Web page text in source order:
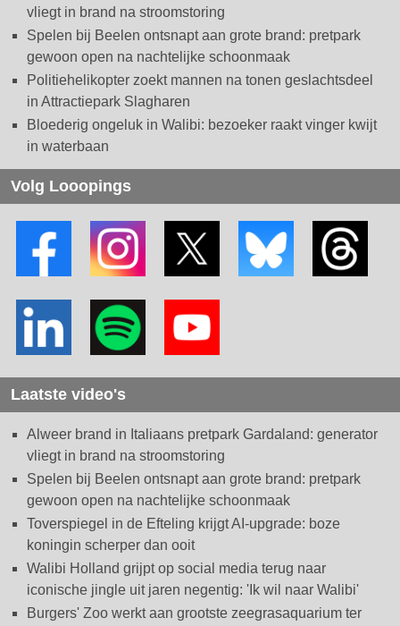
vliegt in brand na stroomstoring
Spelen bij Beelen ontsnapt aan grote brand: pretpark
gewoon open na nachtelijke schoonmaak
Politiehelikopter zoekt mannen na tonen geslachtsdeel
in Attractiepark Slagharen
Bloederig ongeluk in Walibi: bezoeker raakt vinger kwijt
in waterbaan
Volg Looopings
Laatste video's
Alweer brand in Italiaans pretpark Gardaland: generator
vliegt in brand na stroomstoring
Spelen bij Beelen ontsnapt aan grote brand: pretpark
gewoon open na nachtelijke schoonmaak
Toverspiegel in de Efteling krijgt AI-upgrade: boze
koningin scherper dan ooit
Walibi Holland grijpt op social media terug naar
iconische jingle uit jaren negentig: 'Ik wil naar Walibi'
Burgers' Zoo werkt aan grootste zeegrasaquarium ter